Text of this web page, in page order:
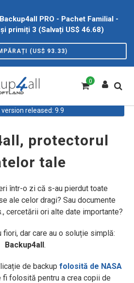
PRO - Pachet Familial -
primiți 3 (Salvați US$ 46.68)
(US$ 93.33)
0
version released: 9.9
protectorul
tale
într-o zi că s-au pierdut toate
ale celor dragi? Sau documente
cercetării ori alte date importante?
fiori, dar care au o soluție simplă:
Backup4all.
de backup folosită de NASA
folosită pentru a crea copii de